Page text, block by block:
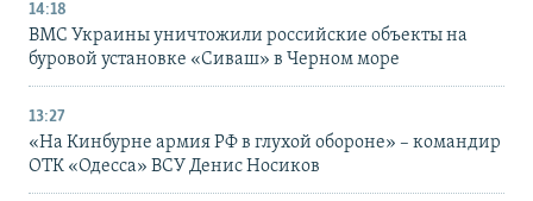
14:18
ВМС Украины уничтожили российские объекты на
буровой установке «Сиваш» в Черном море
13:27
«На Кинбурне армия РФ в глухой обороне» – командир
ОТК «Одесса» ВСУ Денис Носиков